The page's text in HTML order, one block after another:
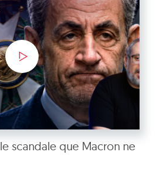
scandale que Macron ne